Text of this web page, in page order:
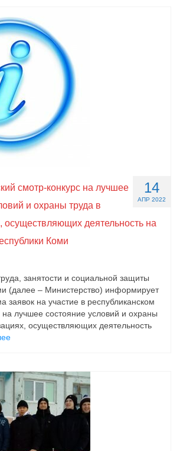
14
АПР 2022
смотр-конкурс на лучшее
и охраны труда в
осуществляющих деятельность на
Коми
занятости и социальной защиты
(далее – Министерство) информирует
заявок на участие в республиканском
на лучшее состояние условий и охраны
осуществляющих деятельность